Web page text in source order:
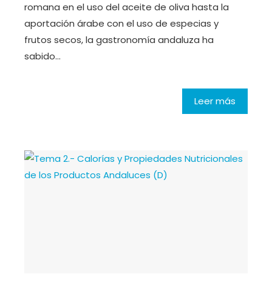
romana en el uso del aceite de oliva hasta la
aportación árabe con el uso de especias y
frutos secos, la gastronomía andaluza ha
sabido…
Leer más